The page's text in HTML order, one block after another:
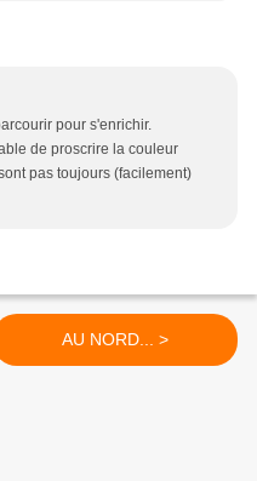
pour s'enrichir.
de proscrire la couleur
pas toujours (facilement)
AU NORD... >